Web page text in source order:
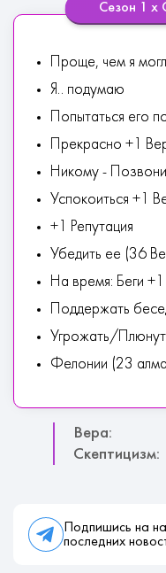
Сезон 1 х
Проще, чем я
Я.. подумаю
Попытаться его
Прекрасно +1
Никому -
Успокоиться +1
+1 Репутация
Убедить ее (36
На время: Беги
Поддержать
Угрожать/
Фелонии (23
Вера:
Скептицизм:
Подпишись на
последних